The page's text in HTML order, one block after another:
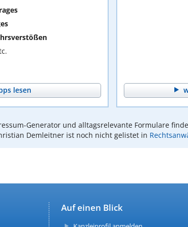
lesen
Generator und alltagsrelevante Formulare
Demleitner ist noch nicht gelistet in
Auf einen Blick